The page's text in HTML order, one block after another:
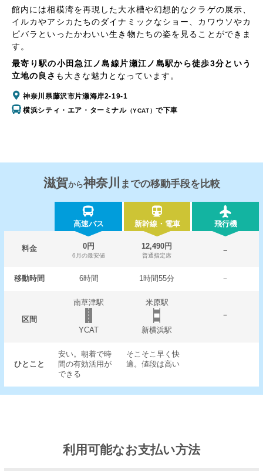
館内には相模湾を再現した大水槽や幻想的なクラゲの展示、
イルカやアシカたちのダイナミックなショー、カワウソやカ
ピバラといったかわいい生き物たちの姿を見ることができま
す。
最寄り駅の小田急江ノ島線片瀬江ノ島駅から徒歩3分という
立地の良さ も大きな魅力となっています。
神奈川県藤沢市片瀬海岸2-19-1
横浜シティ・エア・ターミナル（YCAT）で下車
滋賀から神奈川 までの移動手段を比較
高速バス 新幹線・電車 飛行機
料金 0円
6月の最安値
12,490円
普通指定席
－
移動時間 6時間 1時間55分 －
区間
南草津駅
米原駅
－
YCAT
新横浜駅
ひとこと
安い。朝着で時
間の有効活用が
できる
そこそこ早く快
適。値段は高い
利用可能なお支払い方法